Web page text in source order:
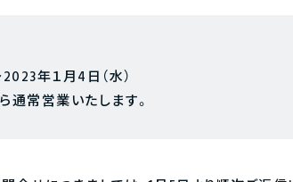
年１月4日（水）
通常営業いたします。